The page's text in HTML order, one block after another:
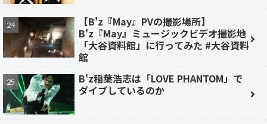
【B'z『May』PVの撮影場所】
B'z『May』ミュージックビデオ撮影地
「大谷資料館」に行ってみた #大谷資料
館
B'z稲葉浩志は「LOVE PHANTOM」で
ダイブしているのか